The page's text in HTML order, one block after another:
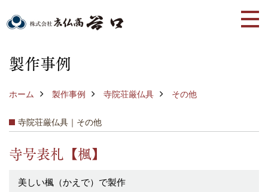
製作事例
ホーム 製作事例 寺院荘厳仏具 その他
寺院荘厳仏具｜その他
寺号表札【楓】
美しい楓（かえで）で製作